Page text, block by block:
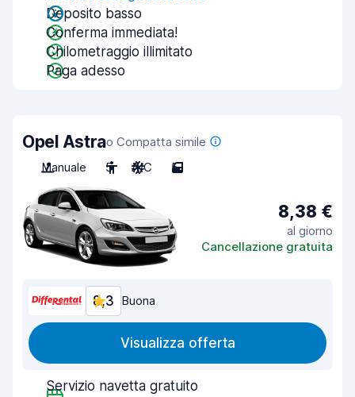
Deposito basso
Conferma immediata!
Chilometraggio illimitato
Paga adesso
Opel Astrao Compatta simile
Manuale
5 A/C 5
8,38 €
al giorno
Cancellazione gratuita
8,3 Buona
Visualizza offerta
Servizio navetta gratuito